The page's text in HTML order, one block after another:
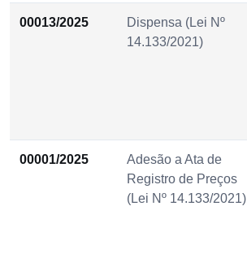
00013/2025
Dispensa (Lei Nº
14.133/2021)
00001/2025
Adesão a Ata de
Registro de Preços
(Lei Nº 14.133/2021)